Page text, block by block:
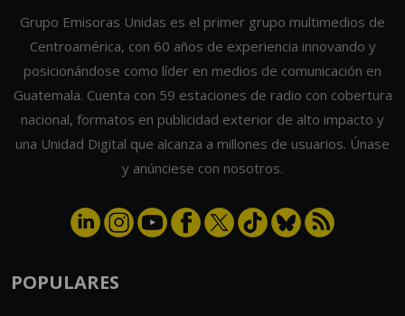
Grupo Emisoras Unidas es el primer grupo multimedios de
Centroamérica, con 60 años de experiencia innovando y
posicionándose como líder en medios de comunicación en
Guatemala. Cuenta con 59 estaciones de radio con cobertura
nacional, formatos en publicidad exterior de alto impacto y
una Unidad Digital que alcanza a millones de usuarios. Únase
y anúnciese con nosotros.
POPULARES